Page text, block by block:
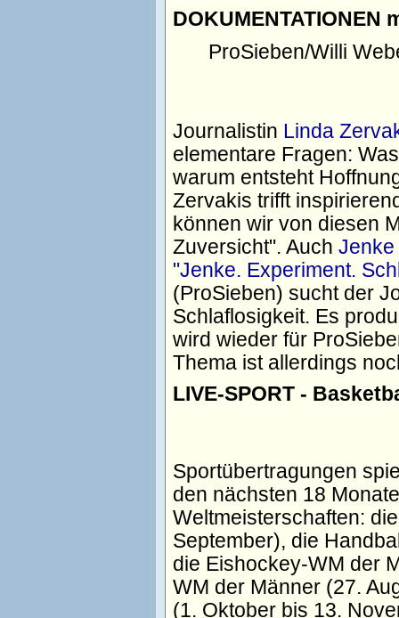
ProSieben/Willi
Journalistin Linda
elementare Fragen:
warum entsteht
Zervakis trifft
können wir von diesen
Zuversicht". Auch Jenke
"Jenke. Experiment.
(ProSieben) sucht der
Schlaflosigkeit. Es
wird wieder für
Thema ist allerdings
LIVE-SPORT -
Sportübertragungen
den nächsten 18
Weltmeisterschaften:
September), die
die Eishockey-WM der
WM der Männer (27.
(1. Oktober bis 13.